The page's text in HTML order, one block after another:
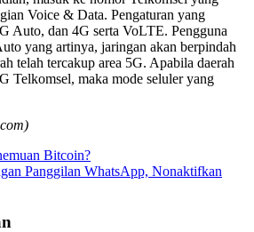
Voice & Data. Pengaturan yang
Auto, dan 4G serta VoLTE. Pengguna
yang artinya, jaringan akan berpindah
telah tercakup area 5G. Apabila daerah
Telkomsel, maka mode seluler yang
Bitcoin?
Panggilan WhatsApp, Nonaktifkan